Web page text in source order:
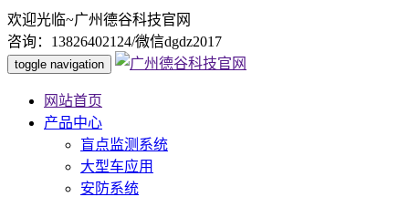
欢迎光临~广州德谷科技官网
咨询：13826402124/微信dgdz2017
toggle navigation
网站首页
产品中心
盲点监测系统
大型车应用
安防系统